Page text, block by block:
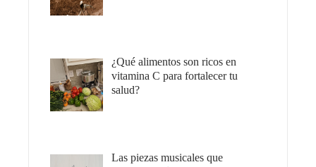
¿Qué alimentos son ricos en
vitamina C para fortalecer tu
salud?
Las piezas musicales que